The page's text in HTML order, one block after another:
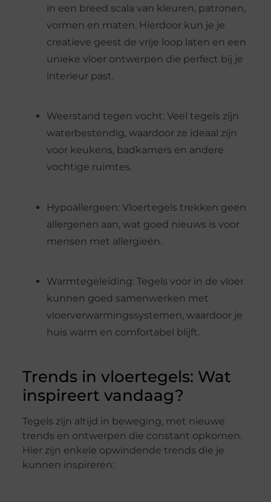
in een breed scala van kleuren, patronen,
vormen en maten. Hierdoor kun je je
creatieve geest de vrije loop laten en een
unieke vloer ontwerpen die perfect bij je
interieur past.
Weerstand tegen vocht: Veel tegels zijn
waterbestendig, waardoor ze ideaal zijn
voor keukens, badkamers en andere
vochtige ruimtes.
Hypoallergeen: Vloertegels trekken geen
allergenen aan, wat goed nieuws is voor
mensen met allergieën.
Warmtegeleiding: Tegels voor in de vloer
kunnen goed samenwerken met
vloerverwarmingssystemen, waardoor je
huis warm en comfortabel blijft.
Trends in vloertegels: Wat
inspireert vandaag?
Tegels zijn altijd in beweging, met nieuwe
trends en ontwerpen die constant opkomen.
Hier zijn enkele opwindende trends die je
kunnen inspireren: